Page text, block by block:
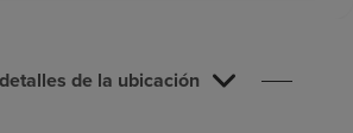
de la ubicación